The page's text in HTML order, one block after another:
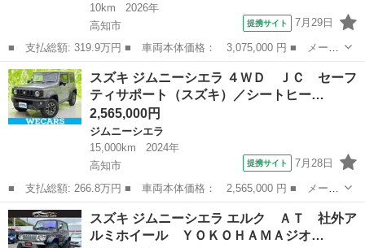
10km
2026年
高知市
提携サイト 7月29日
■ 支払総額: 319.9万円 ■ 車両本体価格： 3,075,000 円 ■ メーカ
ー名： スズキ ■ 車種名： ジムニーシエラ ■ グレード名： Ｊ
Ｃ 登録済未使用車 ４ＷＤ セーフティサポート レーダークルー
ズ コー...
高知 高知市 ジムニーシエラ
スズキ ジムニーシエラ ４ＷＤ ＪＣ セーフ
ティサポート（スズキ）／シートヒー…
2,565,000円
ジムニーシエラ
15,000km
2024年
高知市
提携サイト 7月28日
■ 支払総額: 266.8万円 ■ 車両本体価格： 2,565,000 円 ■ メーカ
ー名： スズキ ■ 車種名： ジムニーシエラ ■ グレード名： ４
ＷＤ ＪＣ セーフティサポート（スズキ）／シートヒーター／車線
逸脱防止...
高知 高知市 ジムニーシエラ
スズキ ジムニーシエラ エルク ＡＴ 社外ア
ルミホイール ＹＯＫＯＨＡＭＡジオ…